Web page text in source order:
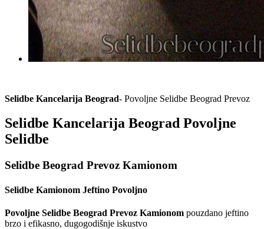
Selidbe Kancelarija Beograd- Povoljne Selidbe Beograd Prevoz
Selidbe Kancelarija Beograd Povoljne
Selidbe
Selidbe Beograd Prevoz Kamionom
Selidbe Kamionom Jeftino Povoljno
Povoljne Selidbe Beograd Prevoz Kamionom pouzdano jeftino
brzo i efikasno, dugogodišnje iskustvo